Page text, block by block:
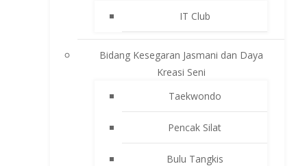
IT Club
Bidang Kesegaran Jasmani dan Daya
Kreasi Seni
Taekwondo
Pencak Silat
Bulu Tangkis